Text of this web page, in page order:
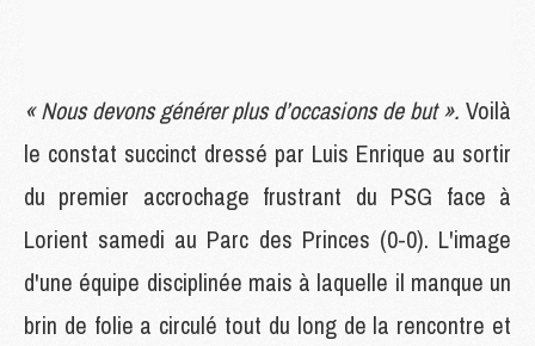
« Nous devons générer plus d’occasions de but ». Voilà
le constat succinct dressé par Luis Enrique au sortir
du premier accrochage frustrant du PSG face à
Lorient samedi au Parc des Princes (0-0). L'image
d'une équipe disciplinée mais à laquelle il manque un
brin de folie a circulé tout du long de la rencontre et